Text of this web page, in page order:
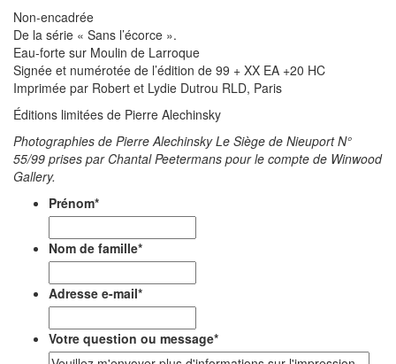
Non-encadrée
De la série « Sans l’écorce ».
Eau-forte sur Moulin de Larroque
Signée et numérotée de l’édition de 99 + XX EA +20 HC
Imprimée par Robert et Lydie Dutrou RLD, Paris
Éditions limitées de Pierre Alechinsky
Photographies de Pierre Alechinsky Le Siège de Nieuport N°
55/99 prises par Chantal Peetermans pour le compte de Winwood
Gallery.
Prénom*
Nom de famille*
Adresse e-mail*
Votre question ou message*